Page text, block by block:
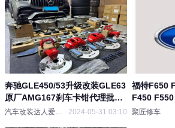
奔驰GLE450/53升级改装GLE63
原厂AMG167刹车卡钳代理批发
提升刹车性能汽车改装达人爱好这 2024-05-31 03:10
福特F650
F450
E450维修
聚匠修车